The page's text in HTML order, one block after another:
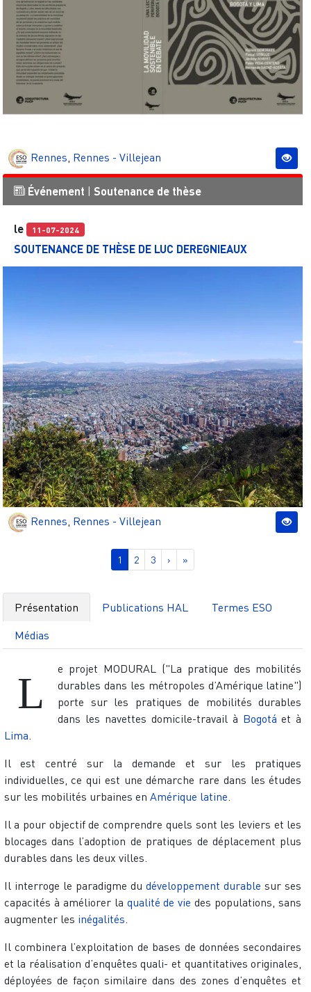
Rennes Rennes - Villejean
Événement | Soutenance de thèse
le 11-07-2024
SOUTENANCE DE THÈSE DE LUC DEREGNIEAUX
Rennes Rennes - Villejean
Page courante
1 Page
2 Page
3 Page suivante
› Dernière page
»
Présentation Publications HAL
Termes ESO
Médias
L
e projet MODURAL ("La pratique des mobilités
durables dans les métropoles d’Amérique latine")
porte sur les pratiques de mobilités durables
dans les navettes domicile-travail à Bogotá et à
Lima
Il est centré sur la demande et sur les pratiques
individuelles, ce qui est une démarche rare dans les études
sur les mobilités urbaines en Amérique latine
Il a pour objectif de comprendre quels sont les leviers et les
blocages dans l’adoption de pratiques de déplacement plus
durables dans les deux villes.
Il interroge le paradigme dudéveloppement durable sur ses
capacités à améliorer la qualité de vie des populations, sans
augmenter les inégalités
Il combinera l’exploitation de bases de données secondaires
et la réalisation d’enquêtes quali- et quantitatives originales,
déployées de façon similaire dans des zones d’enquêtes et